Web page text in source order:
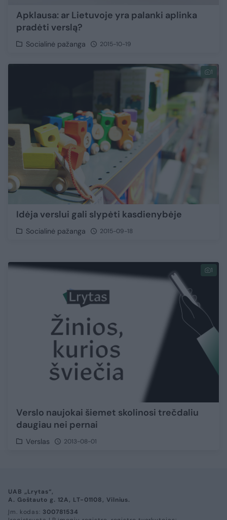
Apklausa: ar Lietuvoje yra palanki aplinka
pradėti verslą?
Socialinė pažanga 2015-10-19
1
Idėja verslui gali slypėti kasdienybėje
Socialinė pažanga 2015-09-18
1
Verslo naujokai šiemet skolinosi trečdaliu
daugiau nei pernai
Verslas 2013-08-01
UAB „Lrytas“,
A. Goštauto g. 12A, LT-01108, Vilnius.
Įm. kodas: 300781534